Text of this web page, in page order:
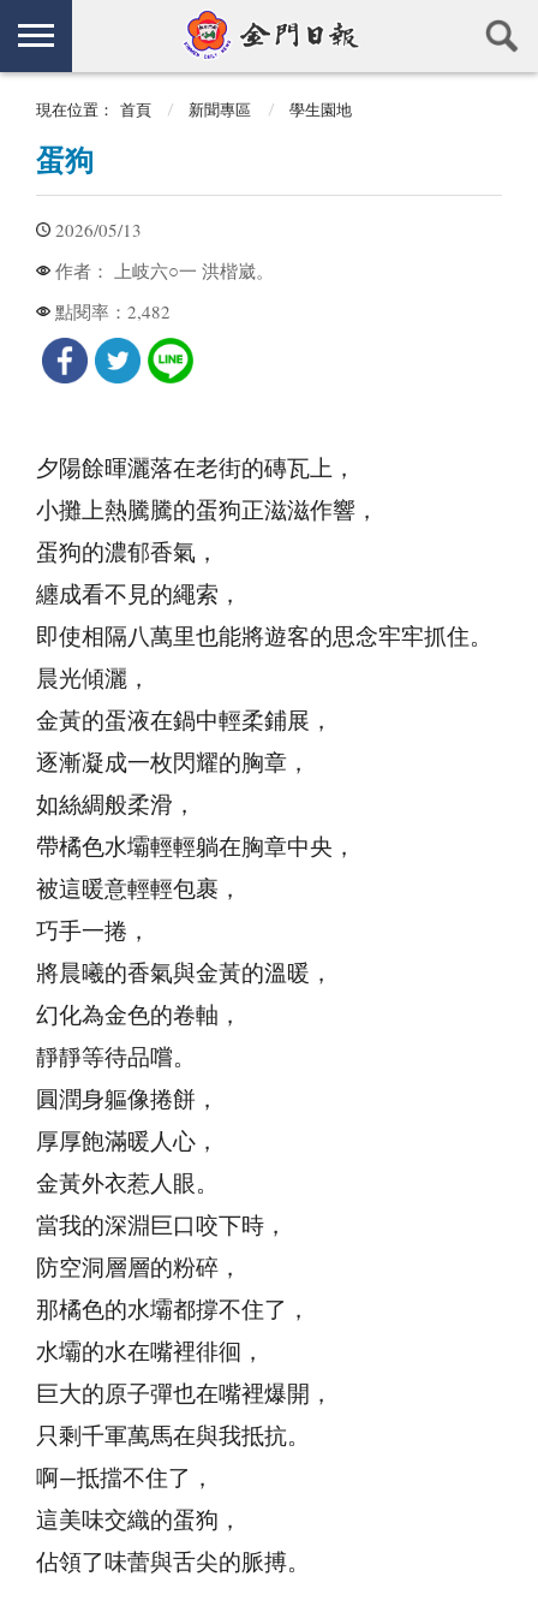
現在位置： 首頁 新聞專區 學生園地
蛋狗
2026/05/13
作者： 上岐六○一 洪楷崴。
點閱率： 2,482
夕陽餘暉灑落在老街的磚瓦上，
小攤上熱騰騰的蛋狗正滋滋作響，
蛋狗的濃郁香氣，
纏成看不見的繩索，
即使相隔八萬里也能將遊客的思念牢牢抓住。
晨光傾灑，
金黃的蛋液在鍋中輕柔鋪展，
逐漸凝成一枚閃耀的胸章，
如絲綢般柔滑，
帶橘色水壩輕輕躺在胸章中央，
被這暖意輕輕包裹，
巧手一捲，
將晨曦的香氣與金黃的溫暖，
幻化為金色的卷軸，
靜靜等待品嚐。
圓潤身軀像捲餅，
厚厚飽滿暖人心，
金黃外衣惹人眼。
當我的深淵巨口咬下時，
防空洞層層的粉碎，
那橘色的水壩都撐不住了，
水壩的水在嘴裡徘徊，
巨大的原子彈也在嘴裡爆開，
只剩千軍萬馬在與我抵抗。
啊—抵擋不住了，
這美味交織的蛋狗，
佔領了味蕾與舌尖的脈搏。